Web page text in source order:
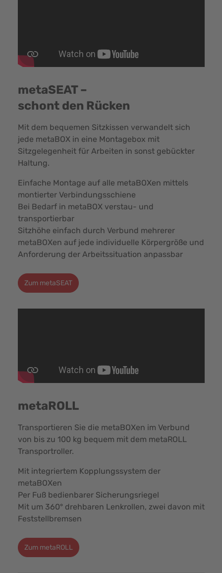
metaSEAT –
schont den Rücken
Mit dem bequemen Sitzkissen verwandelt sich
jede metaBOX in eine Montagebox mit
Sitzgelegenheit für Arbeiten in sonst gebückter
Haltung.
Einfache Montage auf alle metaBOXen mittels
montierter Verbindungsschiene
Bei Bedarf in metaBOX verstau- und
transportierbar
Sitzhöhe einfach durch Verbund mehrerer
metaBOXen auf jede individuelle Körpergröße und
Anforderung der Arbeitssituation anpassbar
Zum metaSEAT
metaROLL
Transportieren Sie die metaBOXen im Verbund
von bis zu 100 kg bequem mit dem metaROLL
Transportroller.
Mit integriertem Kopplungssystem der
metaBOXen
Per Fuß bedienbarer Sicherungsriegel
Mit um 360° drehbaren Lenkrollen, zwei davon mit
Feststellbremsen
Zum metaROLL